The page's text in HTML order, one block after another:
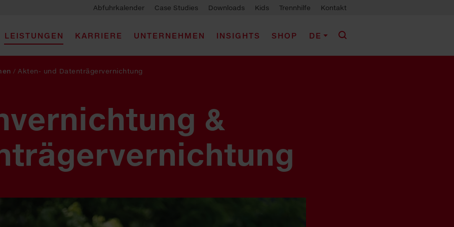
Abfuhrkalender Case Studies Downloads Kids Trennhilfe Kontakt
LEISTUNGEN KARRIERE UNTERNEHMEN INSIGHTS SHOP DE
/ Akten- und Datenträgervernichtung
&